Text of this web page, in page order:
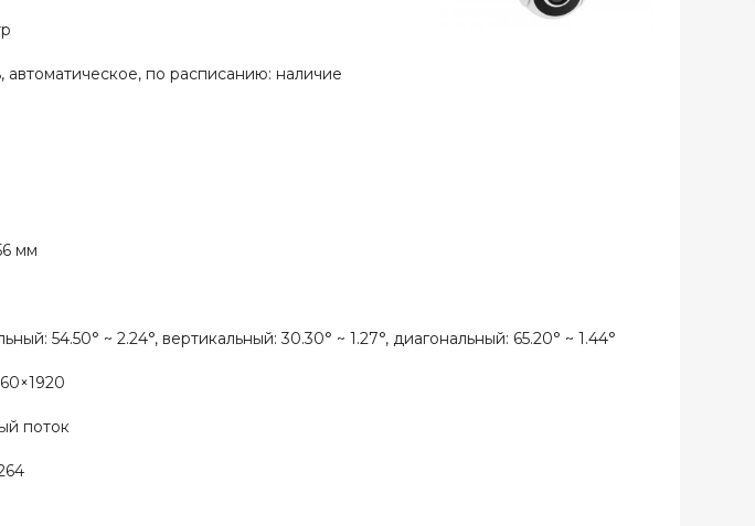
по расписанию: наличие
мм
54.50° ~ 2.24°, вертикальный: 30.30° ~ 1.27°, диагональный: 65.20° ~ 1.44°
поток